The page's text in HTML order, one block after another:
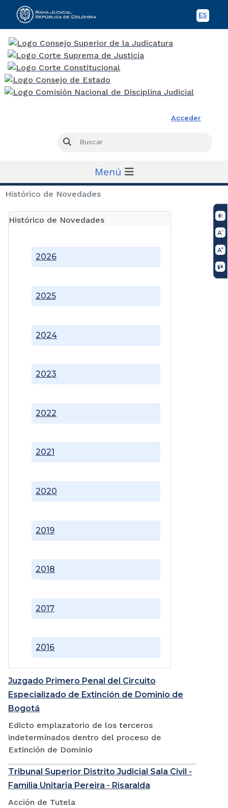
ES
Acceder
Buscar
Menú
Histórico de Novedades
Histórico de Novedades
2016
2017
2018
2019
2020
2021
2022
2023
2024
2025
2026
Juzgado Primero Penal del Circuito
Especializado de Extinción de Dominio de
Bogotá
Edicto emplazatorio de los terceros
indeterminados dentro del proceso de
Extinción de Dominio
Tribunal Superior Distrito Judicial Sala Civil -
Familia Unitaria Pereira - Risaralda
Acción de Tutela